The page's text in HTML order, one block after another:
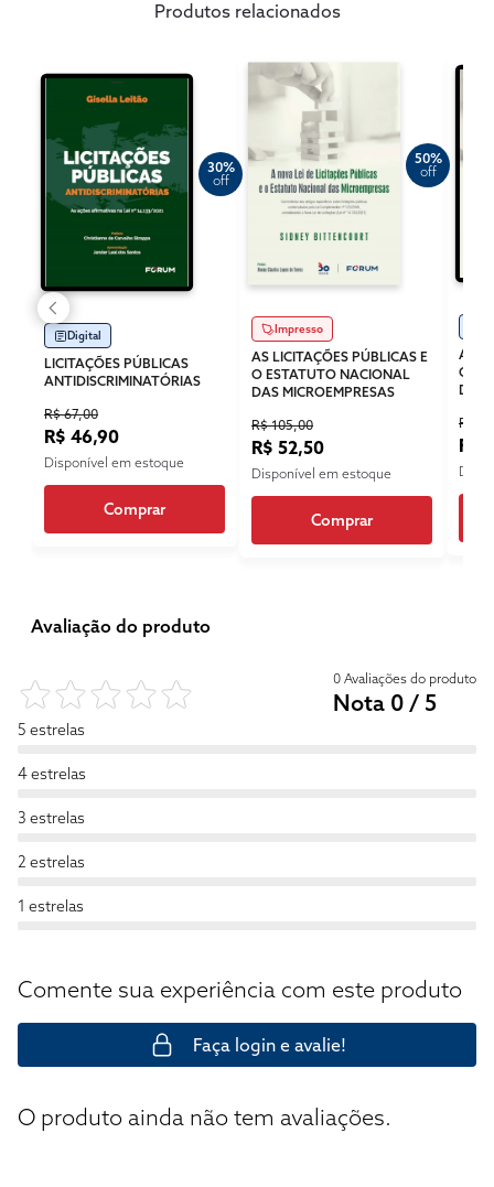
Produtos relacionados
30%
off
Digital
LICITAÇÕES PÚBLICAS
ANTIDISCRIMINATÓRIAS
R$ 67,00
R$ 46,90
Disponível em estoque
Comprar
50%
off
Impresso
AS LICITAÇÕES PÚBLICAS E
O ESTATUTO NACIONAL
DAS MICROEMPRESAS
R$ 105,00
R$ 52,50
Disponível em estoque
Comprar
AS
O
DAS
R$
R$
Avaliação do produto
0 Avaliações do produto
Nota 0 / 5
5 estrelas
4 estrelas
3 estrelas
2 estrelas
1 estrelas
Comente sua experiência com este produto
Faça login e avalie!
O produto ainda não tem avaliações.